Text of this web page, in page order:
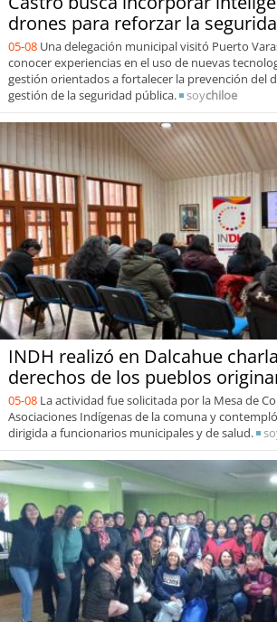
drones para reforzar la
05-08 Una delegación municipal visitó Puerto
conocer experiencias en el uso de nuevas
gestión orientados a fortalecer la prevención del
gestión de la seguridad pública.
soychiloe
INDH realizó en Dalcahue
derechos de los pueblos
05-08 La actividad fue solicitada por la Mesa de
Asociaciones Indígenas de la comuna y
dirigida a funcionarios municipales y de salud.